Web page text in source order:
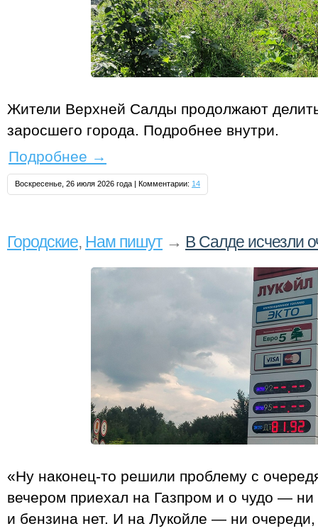
Жители Верхней Салды продолжают
заросшего города. Подробнее внутри.
Подробнее →
Воскресенье, 26 июля 2026 года | Комментарии: 14
Городские, Нам пишут→ В Салде исчезли
«Ну наконец-то решили проблему с
вечером приехал на Газпром и о чудо —
и бензина нет. И на Лукойле — ни